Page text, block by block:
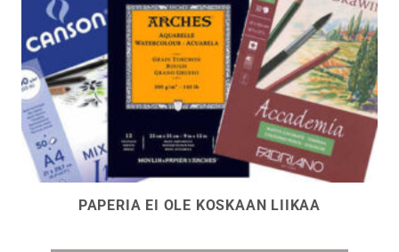
PAPERIA EI OLE KOSKAAN LIIKAA